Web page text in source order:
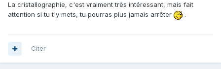
La cristallographie, c'est vraiment très intéressant, mais fait
attention si tu t'y mets, tu pourras plus jamais arrêter
.
Citer